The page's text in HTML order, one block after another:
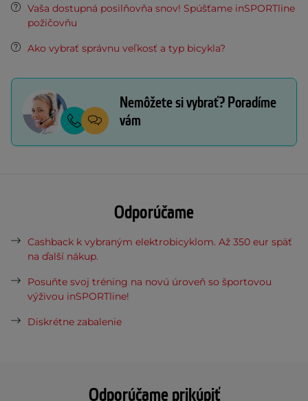
Odporúčame prikúpiť
Vaša dostupná posilňovňa snov! Spúšťame inSPORTline
požičovňu
Ako vybrať správnu veľkosť a typ bicykla?
Nemôžete si vybrať? Poradíme
vám
Odporúčame
Cashback k vybraným elektrobicyklom. Až 350 eur späť
na ďalší nákup.
Posuňte svoj tréning na novú úroveň so športovou
výživou inSPORTline!
Diskrétne zabalenie